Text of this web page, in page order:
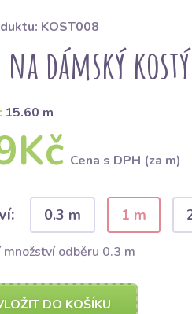
KOST008
dámský
15.60 m
Cena s DPH (za m)
0.3 m 1 m
odběru 0.3 m
DO KOŠÍKU